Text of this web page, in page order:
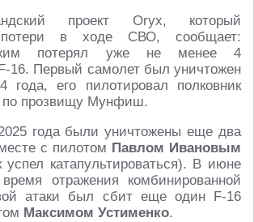
проект Oryx, который
потери в ходе СВО, сообщает:
потерял уже не менее 4
16. Первый самолет был уничтожен
года, его пилотировал полковник
по прозвищу Мунфиш.
года были уничтожены еще два
с пилотом Павлом Ивановым
успел катапультироваться). В июне
отражения комбинированной
атаки был сбит еще один F-16
Максимом Устименко.